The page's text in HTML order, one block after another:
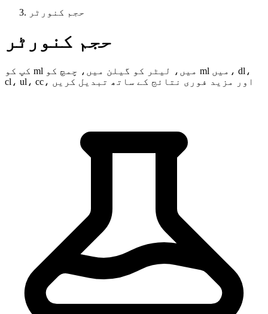
حجم کنورٹر
حجم کنورٹر
کپ کو ml میں، لیٹر کو گیلن میں، چمچ کو ml میں، dl،
cl، ul، cc، اور مزید فوری نتائج کے ساتھ تبدیل کریں